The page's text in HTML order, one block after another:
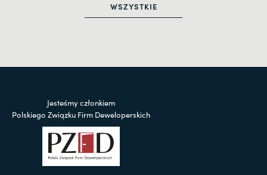
WSZYSTKIE
Jesteśmy członkiem
Polskiego Związku Firm Deweloperskich